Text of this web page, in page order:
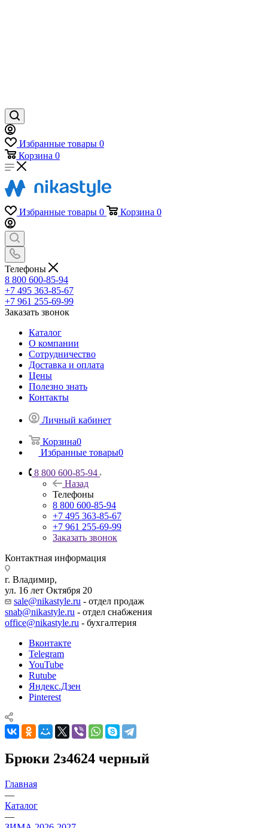
Избранные товары 0
Корзина 0
Избранные товары 0 Корзина 0
Телефоны
8 800 600-85-94
+7 495 363-85-67
+7 961 255-69-99
Заказать звонок
Каталог
О компании
Сотрудничество
Доставка и оплата
Цены
Полезно знать
Контакты
Личный кабинет
Корзина0
Избранные товары0
8 800 600-85-94
Назад
Телефоны
8 800 600-85-94
+7 495 363-85-67
+7 961 255-69-99
Заказать звонок
Контактная информация
г. Владимир,
ул. 16 лет Октября 20
sale@nikastyle.ru - отдел продаж
snab@nikastyle.ru - отдел снабжения
office@nikastyle.ru - бухгалтерия
Вконтакте
Telegram
YouTube
Rutube
Яндекс.Дзен
Pinterest
Брюки 2з4624 черный
Главная
—
Каталог
—